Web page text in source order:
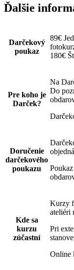
Ďalšie
Darčekový
poukaz
89€
180€
Pre koho je
Darček?
Na
Do
Doručenie
darčekového
poukazu
Kde sa
kurzu
zúčastní
Kurzy
ateliéri
Pri
Online